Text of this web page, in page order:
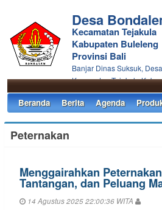
Desa
Kecamatan Tejakula
Kabupaten Buleleng
Provinsi Bali
Banjar Dinas Suksuk,
Kecamatan Tejakula
Beranda Berita Agenda
Peternakan
Menggairahkan
Tantangan, dan Peluang
14 Agustus 2025 22:00:36 WITA